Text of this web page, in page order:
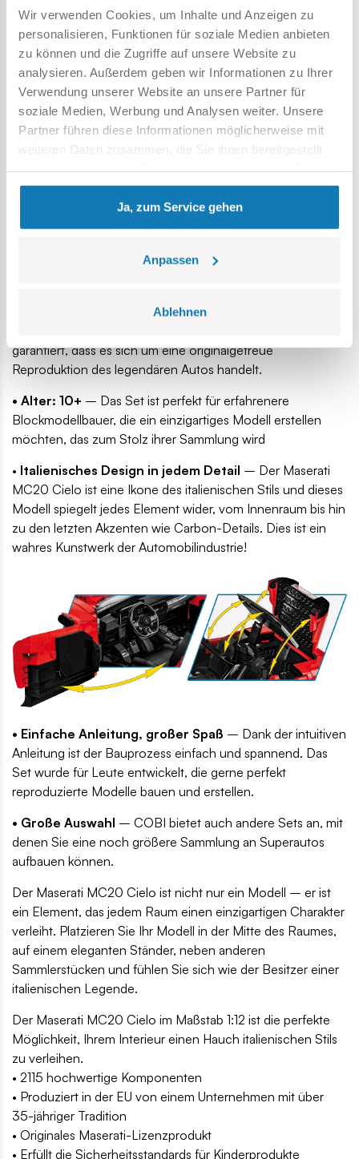
Wir verwenden Cookies, um Inhalte und Anzeigen zu
personalisieren, Funktionen für soziale Medien anbieten
zu können und die Zugriffe auf unsere Website zu
analysieren. Außerdem geben wir Informationen zu Ihrer
Verwendung unserer Website an unsere Partner für
soziale Medien, Werbung und Analysen weiter. Unsere
Partner führen diese Informationen möglicherweise mit
weiteren Daten zusammen, die Sie ihnen bereitgestellt
gesammelt haben.
Ja, zum Service gehen
Anpassen
Ablehnen
Langlebigkeit und Liebe zum Detail gewährleistet. Maserati
MC20 Cielo ist ein Modell, das Ihnen viele Jahre lang
dienen wird!
• Funktionale Details– Das Modell ist nicht nur eine
statische Dekoration – es hat zu öffnende Türen, lenkbare
Räder und ein funktionierendes Lenksystem! Darüber
hinaus verleiht der nachgebildete V6-Motor diesem Modell
– Dieses Modell wurde unter der
garantiert, dass es sich um eine originalgetreue
Reproduktion des legendären Autos handelt.
• Alter: 10+ – Das Set ist perfekt für erfahrenere
Blockmodellbauer, die ein einzigartiges Modell erstellen
möchten, das zum Stolz ihrer Sammlung wird
• Italienisches Design in jedem Detail – Der Maserati
MC20 Cielo ist eine Ikone des italienischen Stils und dieses
Modell spiegelt jedes Element wider, vom Innenraum bis hin
zu den letzten Akzenten wie Carbon-Details. Dies ist ein
wahres Kunstwerk der Automobilindustrie!
• Einfache Anleitung, großer Spaß – Dank der intuitiven
Anleitung ist der Bauprozess einfach und spannend. Das
Set wurde für Leute entwickelt, die gerne perfekt
reproduzierte Modelle bauen und erstellen.
• Große Auswahl – COBI bietet auch andere Sets an, mit
denen Sie eine noch größere Sammlung an Superautos
aufbauen können.
Der Maserati MC20 Cielo ist nicht nur ein Modell – er ist
ein Element, das jedem Raum einen einzigartigen Charakter
verleiht. Platzieren Sie Ihr Modell in der Mitte des Raumes,
auf einem eleganten Ständer, neben anderen
Sammlerstücken und fühlen Sie sich wie der Besitzer einer
italienischen Legende.
Der Maserati MC20 Cielo im Maßstab 1:12 ist die perfekte
Möglichkeit, Ihrem Interieur einen Hauch italienischen Stils
zu verleihen.
• 2115 hochwertige Komponenten
• Produziert in der EU von einem Unternehmen mit über
35-jähriger Tradition
• Originales Maserati-Lizenzprodukt
• Erfüllt die Sicherheitsstandards für Kinderprodukte